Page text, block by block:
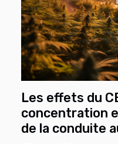
Les effets du
concentration
de la conduite